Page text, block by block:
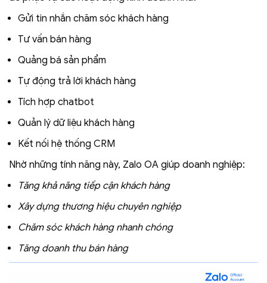
Gửi tin nhắn chăm sóc khách hàng
Tư vấn bán hàng
Quảng bá sản phẩm
Tự động trả lời khách hàng
Tích hợp chatbot
Quản lý dữ liệu khách hàng
Kết nối hệ thống CRM
Nhờ những tính năng này, Zalo OA giúp doanh nghiệp:
Tăng khả năng tiếp cận khách hàng
Xây dựng thương hiệu chuyên nghiệp
Chăm sóc khách hàng nhanh chóng
Tăng doanh thu bán hàng